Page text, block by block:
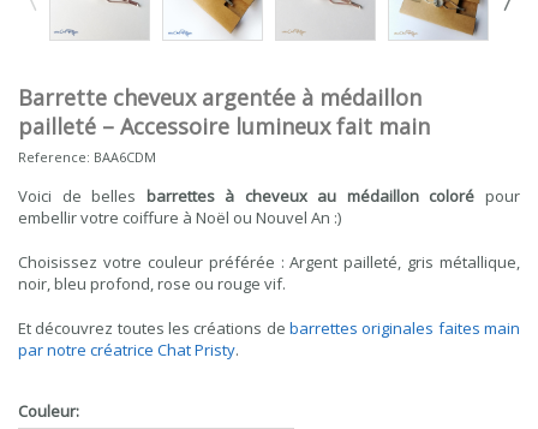
Barrette cheveux argentée à médaillon
pailleté – Accessoire lumineux fait main
Reference: BAA6CDM
Voici de belles barrettes à cheveux au médaillon coloré pour
embellir votre coiffure à Noël ou Nouvel An :)
Choisissez votre couleur préférée : Argent pailleté, gris métallique,
noir, bleu profond, rose ou rouge vif.
Et découvrez toutes les créations de barrettes originales faites main
par notre créatrice Chat Pristy.
Couleur: